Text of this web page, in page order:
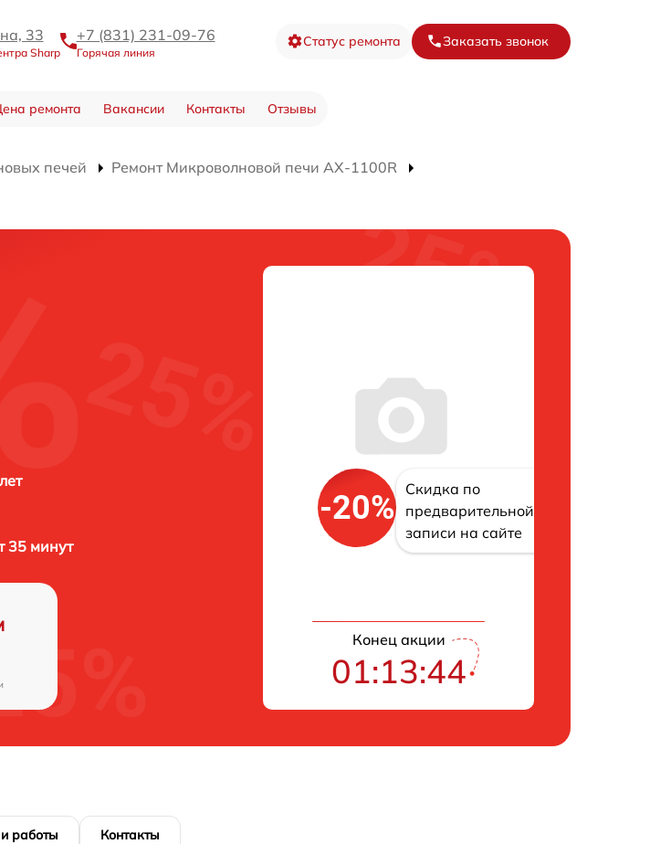
33
Sharp
+7 (831) 231-09-76
Горячая линия
Статус ремонта Заказать звонок
ремонта Вакансии Контакты Отзывы
печей
Ремонт Микроволновой печи AX-1100R
35 минут
-20%
Скидка по
предварительной
записи на сайте
Конец акции
01:13:43
работы Контакты